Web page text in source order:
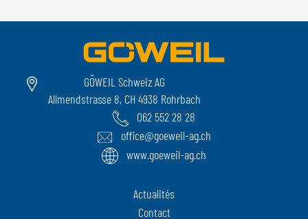
GÖWEIL Schweiz AG
Allmendstrasse 8, CH 4938 Rohrbach
062 552 28 28
office@goeweil-ag.ch
www.goeweil-ag.ch
Actualités
Contact